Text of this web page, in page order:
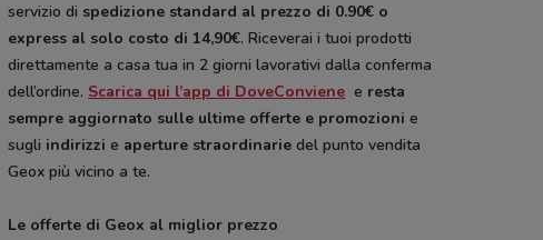
servizio di spedizione standard al prezzo di 0.90€ o
express al solo costo di 14,90. Riceverai i tuoi prodotti
direttamente a casa tua in 2 giorni lavorativi dalla conferma
dell’ordine. Scarica qui l’app di DoveConviene e resta
sempre aggiornato sulle ultime offerte e promozioni e
sugli indirizzi e aperture straordinarie del punto vendita
Geox più vicino a te.
Le offerte di Geox al miglior prezzo